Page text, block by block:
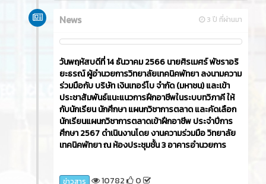
3 ปี ที่ผ่านมา
News
วันพฤหัสบดีที่ 14 ธันวาคม 2566​ นายศิรเมศร์ พัชราอริ
ยะธรณ์ ผู้อำนวยการวิทยาลัยเทคนิคพัทยา ลงนามความ
ร่วมมือกับ บริษัท เงินเทอร์โบ จำกัด (มหาชน) และเข้า
ประชาสัมพันธ์แนะแนวการฝึกอาชีพในระบบทวิภาคี ให้
กับนักเรียน นักศึกษา แผนกวิชาการตลาด และคัดเลือก
นักเรียนแผนกวิชาการตลาดเข้าฝึกอาชีพ ประจำปีการ
ศึกษา 2567 ดำเนินงานโดย งานความร่วมมือ วิทยาลัย
เทคนิคพัทยา ณ ห้องประชุมชั้น 3 อาคารอำนวยการ
ข่าวสาร 10782 0